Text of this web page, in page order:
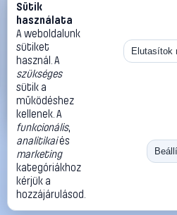
#1785777
Kúpos szeg 6 mm rozsdamentes
5357331 10 db
TOOLCRAFT Illesztőszegek, kúpos
6 490 Ft
Kosárba
«
Méret:
©2026
ThermoScope
ÁSZF
Cégbemutató
Sütik
használata
A weboldalunk
sütiket
használ. A
szükséges
sütik a
működéshez
kellenek. A
funkcionális,
analitikaiés
marketing
kategóriákhoz
kérjük a
hozzájárulásod.
Elutasítok